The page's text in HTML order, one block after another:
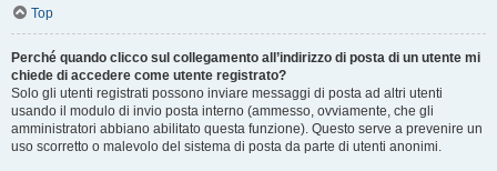
Top
Perché quando clicco sul collegamento all’indirizzo di posta di un utente mi
chiede di accedere come utente registrato?
Solo gli utenti registrati possono inviare messaggi di posta ad altri utenti
usando il modulo di invio posta interno (ammesso, ovviamente, che gli
amministratori abbiano abilitato questa funzione). Questo serve a prevenire un
uso scorretto o malevolo del sistema di posta da parte di utenti anonimi.